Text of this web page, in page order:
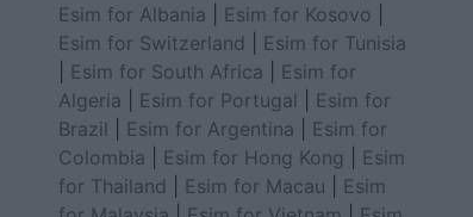
Esim for Albania
Esim for Kosovo
Esim for Switzerland
Esim for Tunisia
Esim for South Africa
Esim for
Algeria
Esim for Portugal
Esim for
Brazil
Esim for Argentina
Esim for
Colombia
Esim for Hong Kong
Esim
for Thailand
Esim for Macau
Esim